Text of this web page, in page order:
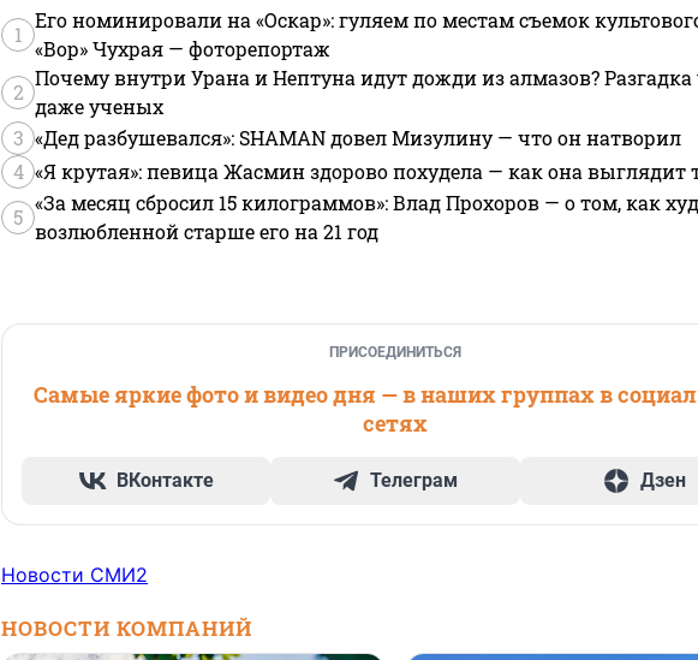
1
Его номинировали на «Оскар»: гуляем по местам съемок
«Вор» Чухрая — фоторепортаж
2
Почему внутри Урана и Нептуна идут дожди из алмазов?
даже ученых
3 «Дед разбушевался»: SHAMAN довел Мизулину — что он натворил
4 «Я крутая»: певица Жасмин здорово похудела — как она выглядит
5
«За месяц сбросил 15 килограммов»: Влад Прохоров — о том, как
возлюбленной старше его на 21 год
ПРИСОЕДИНИТЬСЯ
Самые яркие фото и видео дня — в наших группах в
сетях
ВКонтакте Телеграм Дзен
Новости СМИ2
НОВОСТИ КОМПАНИЙ